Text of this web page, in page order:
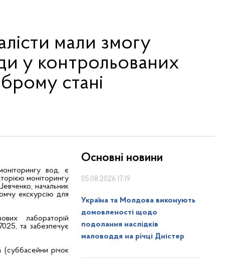
мали змогу
у контрольованих
стані
вод, є
моніторингу
начальник
екскурсію для
лабораторій
та забезпечує
річок
Основні новини
05.08.2026 17:19
Україна та Молдова виконують
домовленості щодо
подолання наслідків
маловоддя на річці Дністер